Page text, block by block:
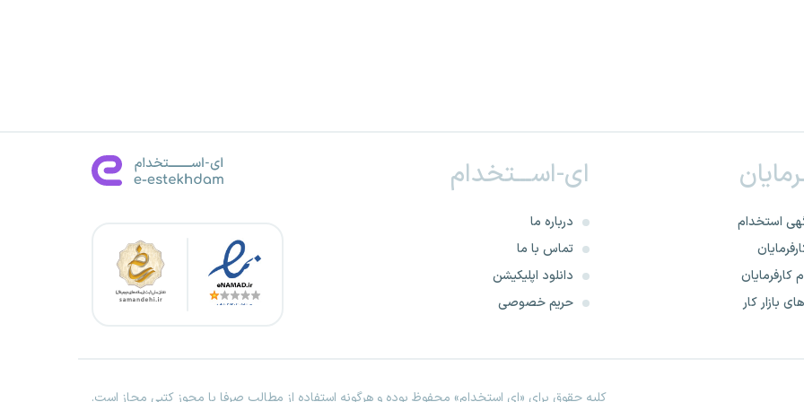
استخدام
کارفرمایان
بازار کار
ای-اســـتخدام
درباره ما
تماس با ما
دانلود اپلیکیشن
حریم خصوصی
کلیه حقوق برای «ای استخدام» محفوظ بوده و هرگونه استفاده از مطالب صرفا با مجوز کتبی مجاز است.